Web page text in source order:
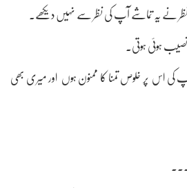
نے یہ تماشے آپ کی نظر سے نہیں دیکھے۔
ہوئی ہوتی۔
کی اس پر خلوص تمنا کا ممنون ہوں اور میری بھی